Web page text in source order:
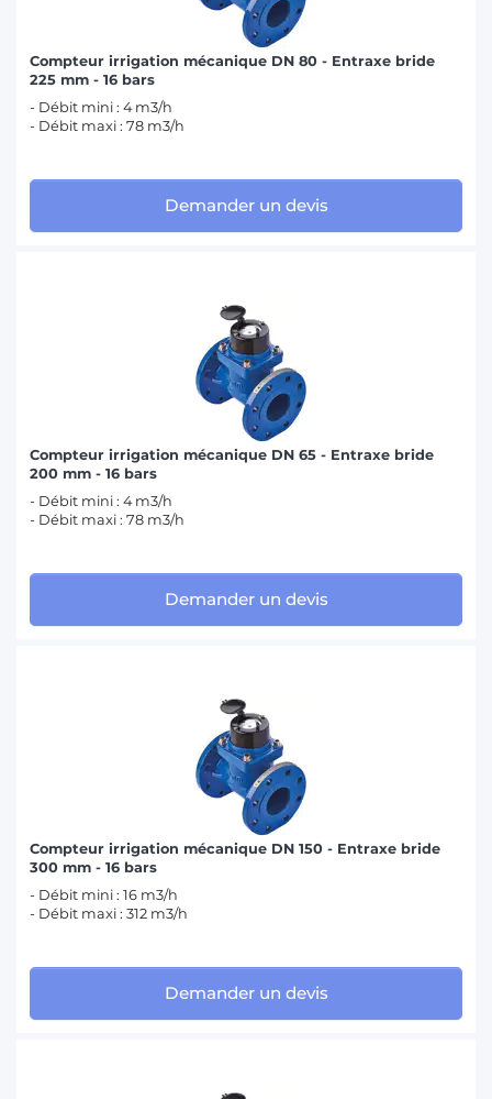
Compteur irrigation mécanique DN 80 - Entraxe bride
225 mm - 16 bars
- Débit mini : 4 m3/h
- Débit maxi : 78 m3/h
Demander un devis
Compteur irrigation mécanique DN 65 - Entraxe bride
200 mm - 16 bars
- Débit mini : 4 m3/h
- Débit maxi : 78 m3/h
Demander un devis
Compteur irrigation mécanique DN 150 - Entraxe bride
300 mm - 16 bars
- Débit mini : 16 m3/h
- Débit maxi : 312 m3/h
Demander un devis